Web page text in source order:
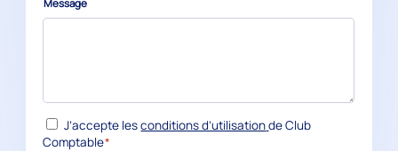
Message
RGPD*
J’accepte lesconditions d’utilisationde Club
Comptable*